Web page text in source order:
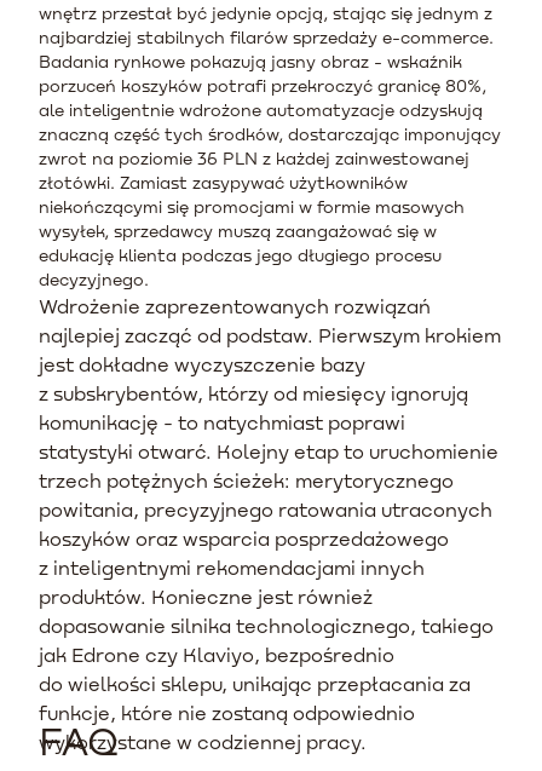
wnętrz przestał być jedynie opcją, stając się jednym z
najbardziej stabilnych filarów sprzedaży e-commerce.
Badania rynkowe pokazują jasny obraz - wskaźnik
porzuceń koszyków potrafi przekroczyć granicę 80%,
ale inteligentnie wdrożone automatyzacje odzyskują
znaczną część tych środków, dostarczając imponujący
zwrot na poziomie 36 PLN z każdej zainwestowanej
złotówki. Zamiast zasypywać użytkowników
niekończącymi się promocjami w formie masowych
wysyłek, sprzedawcy muszą zaangażować się w
edukację klienta podczas jego długiego procesu
decyzyjnego.
Wdrożenie zaprezentowanych rozwiązań
najlepiej zacząć od podstaw. Pierwszym krokiem
jest dokładne wyczyszczenie bazy
z subskrybentów, którzy od miesięcy ignorują
komunikację - to natychmiast poprawi
statystyki otwarć. Kolejny etap to uruchomienie
trzech potężnych ścieżek: merytorycznego
powitania, precyzyjnego ratowania utraconych
koszyków oraz wsparcia posprzedażowego
z inteligentnymi rekomendacjami innych
produktów. Konieczne jest również
dopasowanie silnika technologicznego, takiego
jak Edrone czy Klaviyo, bezpośrednio
do wielkości sklepu, unikając przepłacania za
funkcje, które nie zostaną odpowiednio
wykorzystane w codziennej pracy.
FAQ